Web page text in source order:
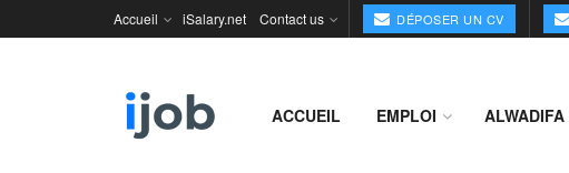
Accueil iSalary.net Contact us DÉPOSER UN CV
ACCUEIL EMPLOI ALWADIFA